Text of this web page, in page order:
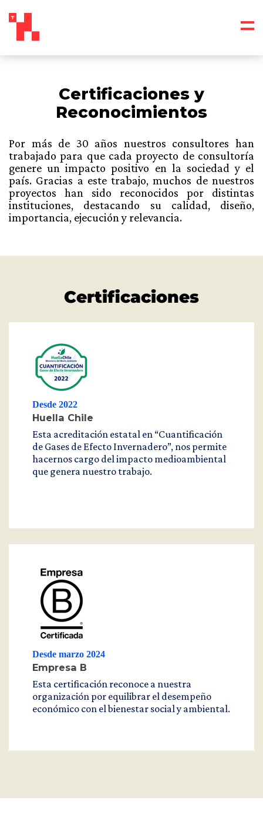
Certificaciones y
Reconocimientos
Por más de 30 años nuestros consultores han
trabajado para que cada proyecto de consultoría
genere un impacto positivo en la sociedad y el
país. Gracias a este trabajo, muchos de nuestros
proyectos han sido reconocidos por distintas
instituciones, destacando su calidad, diseño,
importancia, ejecución y relevancia.
Certificaciones
Desde 2022
Huella Chile
Esta acreditación estatal en “Cuantificación
de Gases de Efecto Invernadero”, nos permite
hacernos cargo del impacto medioambiental
que genera nuestro trabajo.
Desde marzo 2024
Empresa B
Esta certificación reconoce a nuestra
organización por equilibrar el desempeño
económico con el bienestar social y ambiental.